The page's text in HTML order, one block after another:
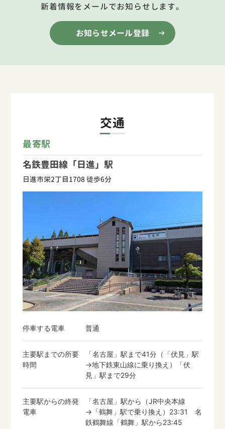
新着情報をメールでお知らせします。
お知らせメール登録
交通
最寄駅
停車する電車 普通
主要駅までの所要
時間
「名古屋」駅まで41分（「伏見」駅
→地下鉄東山線に乗り換え）「伏
見」駅まで29分
主要駅からの終発
電車
「名古屋」駅から（JR中央本線
→「鶴舞」駅で乗り換え）23:31 名
鉄鶴舞線「鶴舞」駅から23:45
名鉄豊田線「日進」駅
日進市栄2丁目1708 徒歩6分